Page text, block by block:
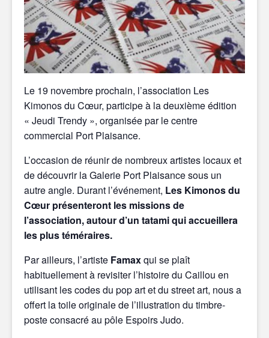
Le 19 novembre prochain, l’association Les
Kimonos du Cœur, participe à la deuxième édition
« Jeudi Trendy », organisée par le centre
commercial Port Plaisance.
L’occasion de réunir de nombreux artistes locaux et
de découvrir la Galerie Port Plaisance sous un
autre angle. Durant l’événement, Les Kimonos du
Cœur présenteront les missions de
l’association, autour d’un tatami qui accueillera
les plus téméraires.
Par ailleurs, l’artiste Famaxqui se plaît
habituellement à revisiter l’histoire du Caillou en
utilisant les codes du pop art et du street art, nous a
offert la toile originale de l’illustration du timbre-
poste consacré au pôle Espoirs Judo.